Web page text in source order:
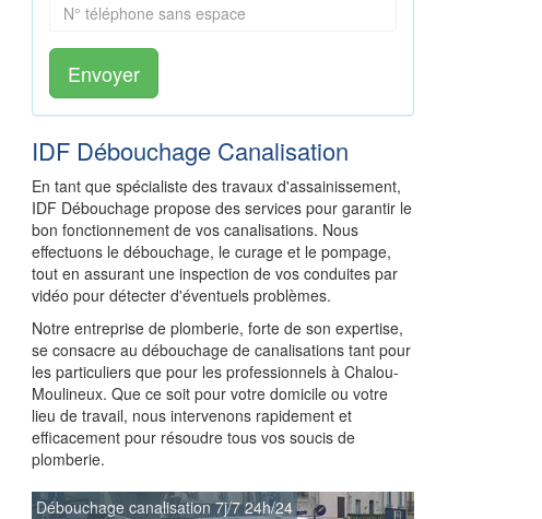
Envoyer
IDF Débouchage Canalisation
En tant que spécialiste des travaux d'assainissement,
IDF Débouchage propose des services pour garantir le
bon fonctionnement de vos canalisations. Nous
effectuons le débouchage, le curage et le pompage,
tout en assurant une inspection de vos conduites par
vidéo pour détecter d'éventuels problèmes.
Notre entreprise de plomberie, forte de son expertise,
se consacre au débouchage de canalisations tant pour
les particuliers que pour les professionnels à Chalou-
Moulineux. Que ce soit pour votre domicile ou votre
lieu de travail, nous intervenons rapidement et
efficacement pour résoudre tous vos soucis de
plomberie.
Débouchage canalisation 7j/7 24h/24